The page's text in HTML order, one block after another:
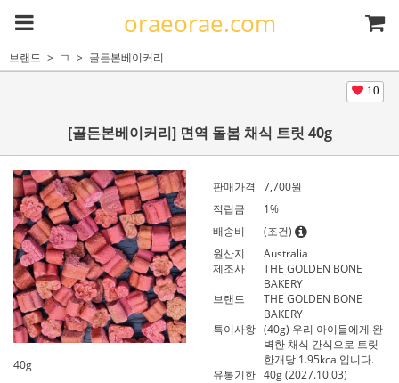
oraeorae.com
브랜드 ㄱ 골든본베이커리
10
[골든본베이커리] 면역 돌봄 채식 트릿 40g
40g
판매가격 7,700원
적립금
1%
배송비
(조건)
원산지
Australia
제조사
THE GOLDEN BONE
BAKERY
브랜드
THE GOLDEN BONE
BAKERY
특이사항 (40g) 우리 아이들에게 완
벽한 채식 간식으로 트릿
한개당 1.95kcal입니다.
유통기한 40g (2027.10.03)